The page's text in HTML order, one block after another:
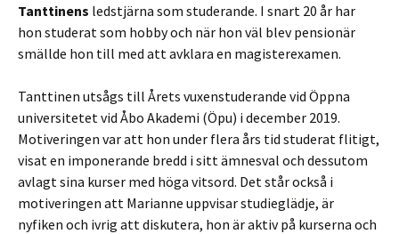
Tanttinens ledstjärna som studerande. I snart 20 år har
hon studerat som hobby och när hon väl blev pensionär
smällde hon till med att avklara en magisterexamen.
Tanttinen utsågs till Årets vuxenstuderande vid Öppna
universitetet vid Åbo Akademi (Öpu) i december 2019.
Motiveringen var att hon under flera års tid studerat flitigt,
visat en imponerande bredd i sitt ämnesval och dessutom
avlagt sina kurser med höga vitsord. Det står också i
motiveringen att Marianne uppvisar studieglädje, är
nyfiken och ivrig att diskutera, hon är aktiv på kurserna och